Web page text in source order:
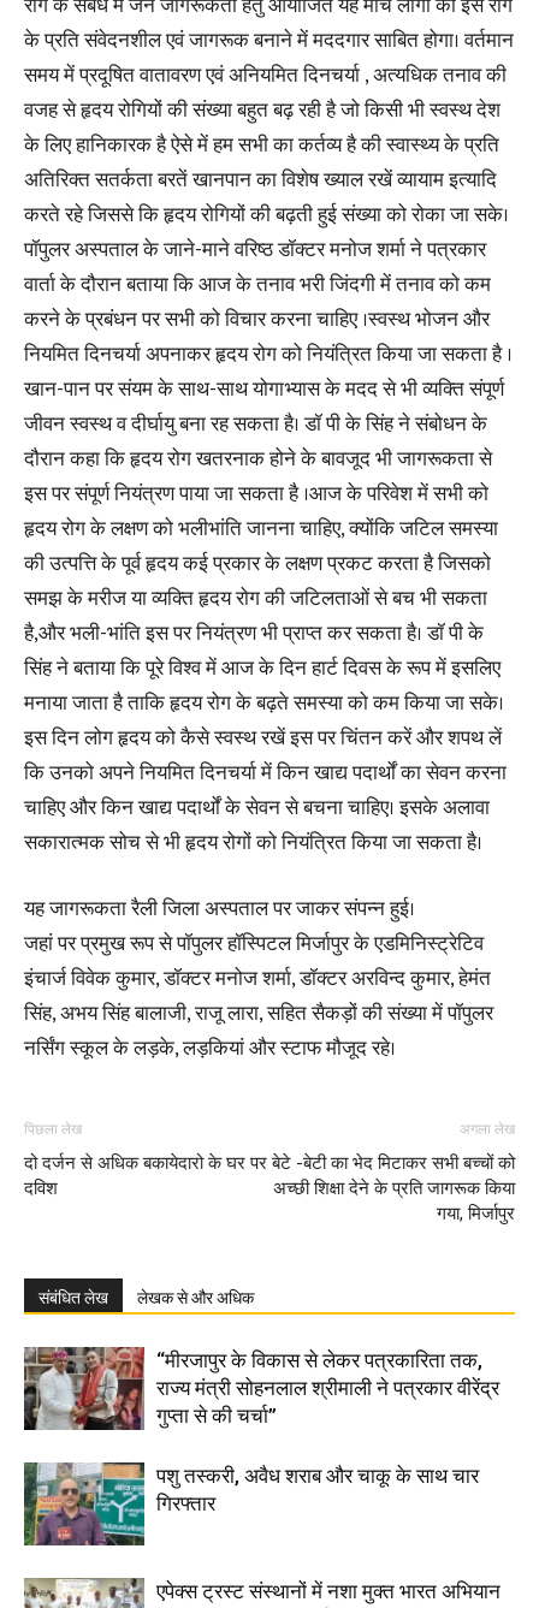
के प्रति संवेदनशील एवं जागरूक बनाने में मददगार साबित होगा। वर्तमान
समय में प्रदूषित वातावरण एवं अनियमित दिनचर्या , अत्यधिक तनाव की
वजह से हृदय रोगियों की संख्या बहुत बढ़ रही है जो किसी भी स्वस्थ देश
के लिए हानिकारक है ऐसे में हम सभी का कर्तव्य है की स्वास्थ्य के प्रति
अतिरिक्त सतर्कता बरतें खानपान का विशेष ख्याल रखें व्यायाम इत्यादि
करते रहे जिससे कि हृदय रोगियों की बढ़ती हुई संख्या को रोका जा सके।
पॉपुलर अस्पताल के जाने-माने वरिष्ठ डॉक्टर मनोज शर्मा ने पत्रकार
वार्ता के दौरान बताया कि आज के तनाव भरी जिंदगी में तनाव को कम
करने के प्रबंधन पर सभी को विचार करना चाहिए ।स्वस्थ भोजन और
नियमित दिनचर्या अपनाकर हृदय रोग को नियंत्रित किया जा सकता है ।
खान-पान पर संयम के साथ-साथ योगाभ्यास के मदद से भी व्यक्ति संपूर्ण
जीवन स्वस्थ व दीर्घायु बना रह सकता है। डॉ पी के सिंह ने संबोधन के
दौरान कहा कि हृदय रोग खतरनाक होने के बावजूद भी जागरूकता से
इस पर संपूर्ण नियंत्रण पाया जा सकता है ।आज के परिवेश में सभी को
हृदय रोग के लक्षण को भलीभांति जानना चाहिए, क्योंकि जटिल समस्या
की उत्पत्ति के पूर्व हृदय कई प्रकार के लक्षण प्रकट करता है जिसको
समझ के मरीज या व्यक्ति हृदय रोग की जटिलताओं से बच भी सकता
है,और भली-भांति इस पर नियंत्रण भी प्राप्त कर सकता है। डॉ पी के
सिंह ने बताया कि पूरे विश्व में आज के दिन हार्ट दिवस के रूप में इसलिए
मनाया जाता है ताकि हृदय रोग के बढ़ते समस्या को कम किया जा सके।
इस दिन लोग हृदय को कैसे स्वस्थ रखें इस पर चिंतन करें और शपथ लें
कि उनको अपने नियमित दिनचर्या में किन खाद्य पदार्थों का सेवन करना
चाहिए और किन खाद्य पदार्थों के सेवन से बचना चाहिए। इसके अलावा
सकारात्मक सोच से भी हृदय रोगों को नियंत्रित किया जा सकता है।
यह जागरूकता रैली जिला अस्पताल पर जाकर संपन्न हुई।
जहां पर प्रमुख रूप से पॉपुलर हॉस्पिटल मिर्जापुर के एडमिनिस्ट्रेटिव
इंचार्ज विवेक कुमार, डॉक्टर मनोज शर्मा, डॉक्टर अरविन्द कुमार, हेमंत
सिंह, अभय सिंह बालाजी, राजू लारा, सहित सैकड़ों की संख्या में पॉपुलर
नर्सिंग स्कूल के लड़के, लड़कियां और स्टाफ मौजूद रहे।
पिछला लेख
दो दर्जन से अधिक बकायेदारो के घर पर
दविश
अगला लेख
बेटे -बेटी का भेद मिटाकर सभी बच्चों को
अच्छी शिक्षा देने के प्रति जागरूक किया
गया, मिर्जापुर
संबंधित लेख लेखक से और अधिक
“मीरजापुर के विकास से लेकर पत्रकारिता तक,
राज्य मंत्री सोहनलाल श्रीमाली ने पत्रकार वीरेंद्र
गुप्ता से की चर्चा”
पशु तस्करी, अवैध शराब और चाकू के साथ चार
गिरफ्तार
एपेक्स ट्रस्ट संस्थानों में नशा मुक्त भारत अभियान